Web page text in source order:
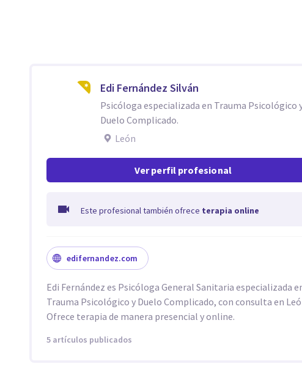
Edi Fernández Silván
Psicóloga especializada en Trauma Psicológico
Duelo Complicado.
León
Ver perfil profesional
Este profesional también ofrece terapia online
edifernandez.com
Edi Fernández es Psicóloga General Sanitaria especializada
Trauma Psicológico y Duelo Complicado, con consulta en
Ofrece terapia de manera presencial y online.
5 artículos publicados